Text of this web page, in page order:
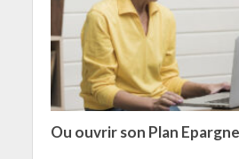
Ou ouvrir son Plan